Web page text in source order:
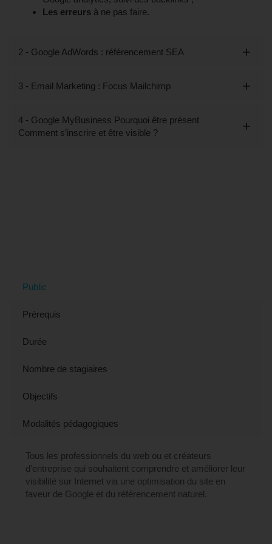
Les erreurs à ne pas faire.
2 - Google AdWords : référencement SEA
3 - Email Marketing : Focus Mailchimp
4 - Google MyBusiness Pourquoi être présent
Comment s’inscrire et être visible ?
Public
Prérequis
Durée
Nombre de stagiaires
Objectifs
Modalités pédagogiques
Tous les professionnels du web ou et créateurs
d’entreprise qui souhaitent comprendre et améliorer leur
visibilité sur Internet via une optimisation du site en
faveur de Google et du référencement naturel.